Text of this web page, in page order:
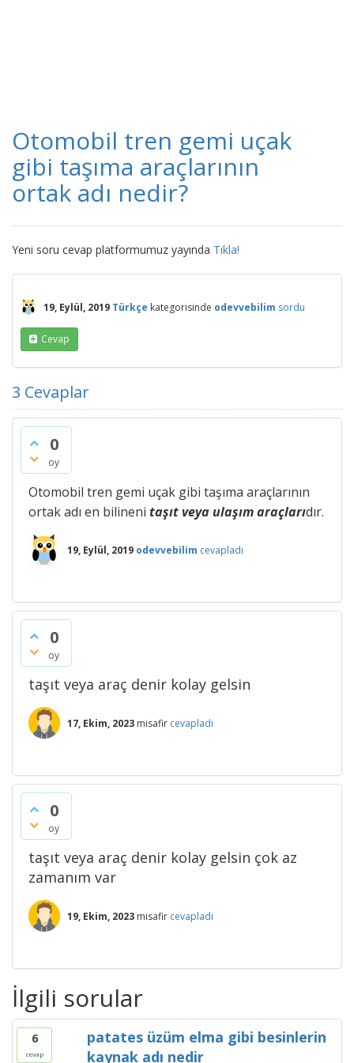
Otomobil tren gemi uçak
gibi taşıma araçlarının
ortak adı nedir?
Yeni soru cevap platformumuz yayında Tıkla!
19, Eylül, 2019 Türkçe kategorisinde odevvebilim sordu
Cevap
3 Cevaplar
0
oy
Otomobil tren gemi uçak gibi taşıma araçlarının
ortak adı en bilineni taşıt veya ulaşım araçlarıdır.
19, Eylül, 2019 odevvebilim cevapladı
0
oy
taşıt veya araç denir kolay gelsin
17, Ekim, 2023 misafir cevapladı
0
oy
taşıt veya araç denir kolay gelsin çok az
zamanım var
19, Ekim, 2023 misafir cevapladı
İlgili sorular
6
cevap
patates üzüm elma gibi besinlerin
kaynak adı nedir